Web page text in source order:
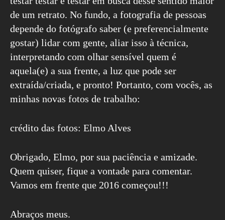
de um retrato. No fundo, a fotografia de pessoas
depende do fotógrafo saber (e preferencialmente
gostar) lidar com gente, aliar isso à técnica,
interpretando com olhar sensível quem é
aquela(e) a sua frente, a luz que pode ser
extraída/criada, e pronto! Portanto, com vocês, as
minhas novas fotos de trabalho:
crédito das fotos: Elmo Alves
Obrigado, Elmo, por sua paciência e amizade.
Quem quiser, fique a vontade para comentar.
Vamos em frente que 2016 começou!!!
Abraços meus.